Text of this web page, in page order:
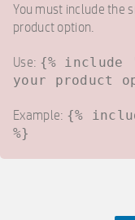
You must include the
product option.
Use: {% include
your product
Example: {%
%}